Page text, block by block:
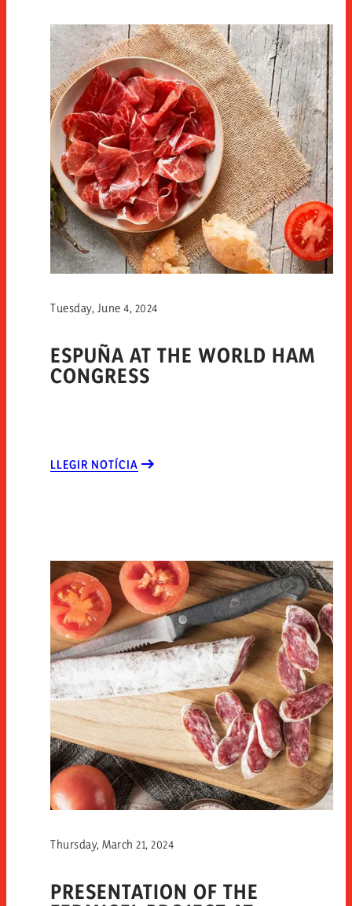
ESPUÑA AT THE WORLD HAM
CONGRESS
Tuesday, June 4, 2024
LLEGIR NOTÍCIA
PRESENTATION OF THE
Thursday, March 21, 2024